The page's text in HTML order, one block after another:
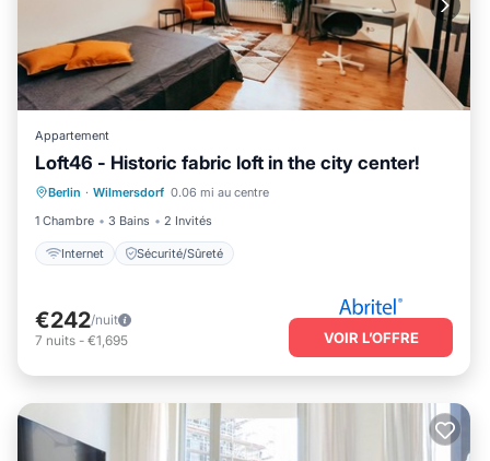
Appartement
Loft46 - Historic fabric loft in the city center!
Berlin · Wilmersdorf 0.06 mi au centre
1 Chambre
3 Bains 2 Invités
Internet Sécurité/Sûreté
Internet Sécurité/Sûreté
€242/nuit
7 nuits - €1,695 VOIR L’OFFRE